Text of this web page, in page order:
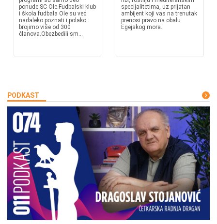
ponude SC Ole.Fudbalski klub
i škola fudbala Ole su već
nadaleko poznati i polako
brojimo više od 300
članova.Obezbedili sm...
specijalitetima, uz prijatan
ambijent koji vas na trenutak
prenosi pravo na obalu
Egejskog mora.
PODKAST